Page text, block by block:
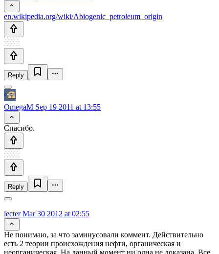
en.wikipedia.org/wiki/Abiogenic_petroleum_origin
Reply
OmegaM Sep 19 2011 at 13:55
Спасибо.
Reply
lecterMar 30 2012 at 02:55
Не понимаю, за что заминусовали коммент. Действительно
есть 2 теории происхождения нефти, органическая и
неорганическая. На данный момент ни одна не доказана. Все